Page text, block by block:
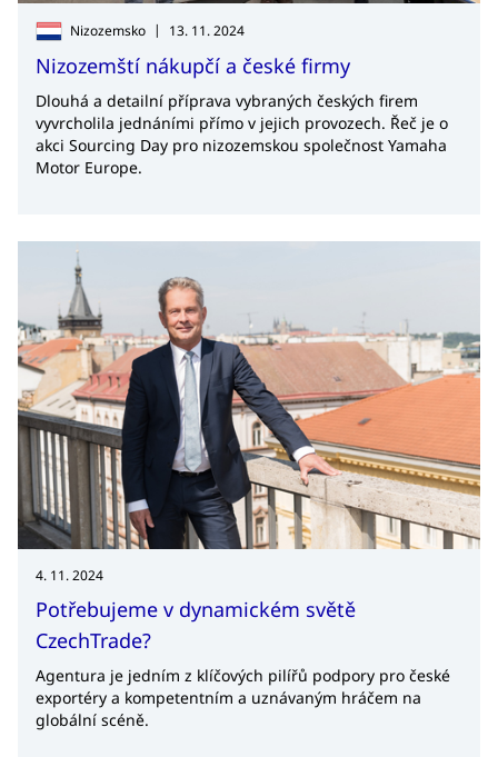
Nizozemsko | 13. 11. 2024
Nizozemští nákupčí a české firmy
Dlouhá a detailní příprava vybraných českých firem
vyvrcholila jednáními přímo v jejich provozech. Řeč je o
akci Sourcing Day pro nizozemskou společnost Yamaha
Motor Europe.
4. 11. 2024
Potřebujeme v dynamickém světě
CzechTrade?
Agentura je jedním z klíčových pilířů podpory pro české
exportéry a kompetentním a uznávaným hráčem na
globální scéně.